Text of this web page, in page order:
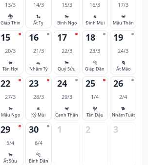
13/3
🐉
Giáp Thìn
14/3
🐍
Ất Tỵ
15/3
🐎
Bính Ngọ
16/3
🐐
Đinh Mùi
17/3
🐒
Mậu Thân
15
20/3
🐖
Tân Hợi
16
21/3
🐀
Nhâm Tý
17
22/3
🐂
Quý Sửu
18
23/3
🐅
Giáp Dần
19
24/3
🐈
Ất Mão
22
27/3
🐎
Mậu Ngọ
23
28/3
🐐
Kỷ Mùi
24
29/3
🐒
Canh Thân
25
1/4
🐓
Tân Dậu
26
2/4
🐕
Nhâm Tuất
29
5/4
🐂
Ất Sửu
30
6/4
🐅
Bính Dần
1 2 3